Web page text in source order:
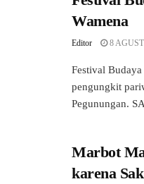
Wamena
Editor 8
Festival
pengungkit
Pegunungan.
Marbot
karena